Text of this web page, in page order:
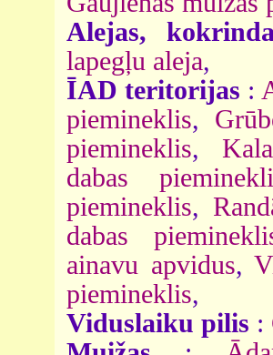
Alejas,
lapegļu aleja,
ĪAD teritorijas :
piemineklis,
piemineklis,
dabas
piemineklis,
dabas
ainavu apvidus,
piemineklis,
Viduslaiku pilis :